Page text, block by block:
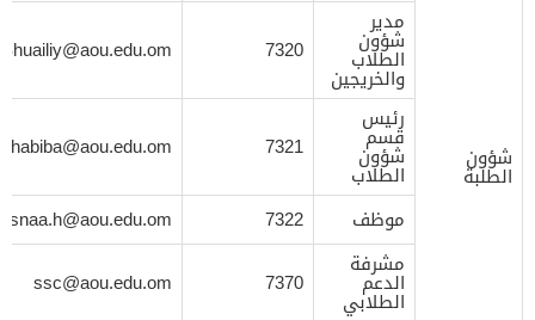
شؤون
الطلبة
مدير
شؤون
الطلاب
والخريجين
7320
Shuailiy@aou.edu.om
رئيس
قسم
شؤون
الطلاب
7321
shabiba@aou.edu.om
موظف 7322
مشرفة
الدعم
الطلابي
7370
ssc@aou.edu.om